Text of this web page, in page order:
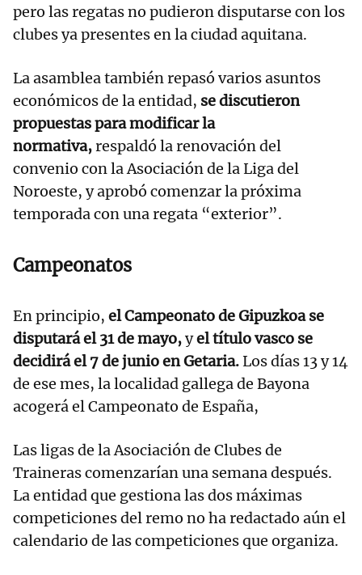
pero las regatas no pudieron disputarse con los
clubes ya presentes en la ciudad aquitana.
La asamblea también repasó varios asuntos
económicos de la entidad, se discutieron
propuestas para modificar la
normativa,respaldó la renovación del
convenio con la Asociación de la Liga del
Noroeste, y aprobó comenzar la próxima
temporada con una regata “exterior”.
Campeonatos
En principio, el Campeonato de Gipuzkoa se
disputará el 31 de mayo,yel título vasco se
decidirá el 7 de junio en Getaria.Los días 13 y 14
de ese mes, la localidad gallega de Bayona
acogerá el Campeonato de España,
Las ligas de la Asociación de Clubes de
Traineras comenzarían una semana después.
La entidad que gestiona las dos máximas
competiciones del remo no ha redactado aún el
calendario de las competiciones que organiza.